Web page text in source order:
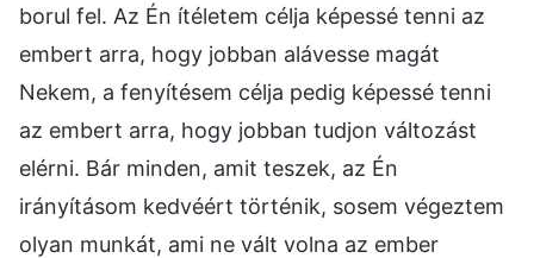
borul fel. Az Én ítéletem célja képessé tenni az
embert arra, hogy jobban alávesse magát
Nekem, a fenyítésem célja pedig képessé tenni
az embert arra, hogy jobban tudjon változást
elérni. Bár minden, amit teszek, az Én
irányításom kedvéért történik, sosem végeztem
olyan munkát, ami ne vált volna az ember